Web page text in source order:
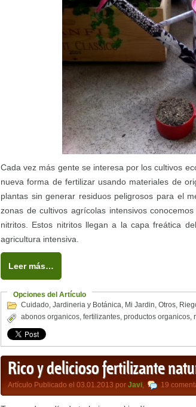
Cada vez más gente se interesa por los cultivos
nueva forma de fertilizar usando materiales de
plantas sin generar residuos peligrosos para el
zonas de cultivos agrícolas intensivos
nitritos. Estos nitritos llegan a la capa freática
agricultura intensiva.
Leer más…
Opciones del Artículo
Cuidado, Jardineria y Botánica, Mi Jardin, Otros,
abonos organicos, fertilizantes, productos organicos,
Rico y delicioso fertilizante
Artículo Publicado el 03.01.2013 por Javi, 19